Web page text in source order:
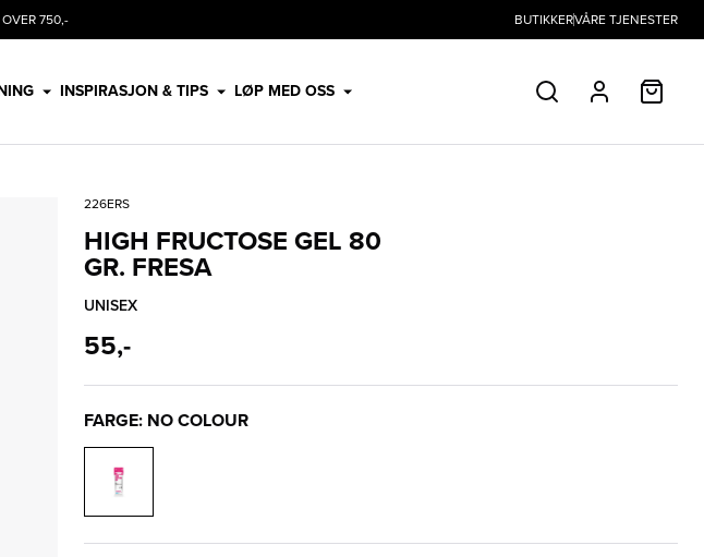
OVER 750,- BUTIKKERVÅRE TJENESTER
INSPIRASJON & TIPS LØP MED OSS SØK PROFIL
226ERS
HIGH FRUCTOSE GEL 80
GR. FRESA
UNISEX
55,-
FARGE: NO COLOUR